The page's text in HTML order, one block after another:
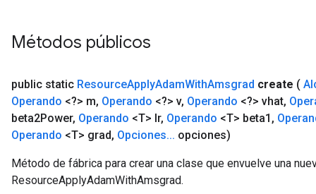
Métodos públicos
public static ResourceApplyAdamWithAmsgrad create (
Operando <?> m, Operando <?> v, Operando <?> vhat,
beta2Power, Operando <T> lr, Operando <T> beta1 ,
Operando <T> grad, Opciones... opciones)
Método de fábrica para crear una clase que envuelve una
ResourceApplyAdamWithAmsgrad.